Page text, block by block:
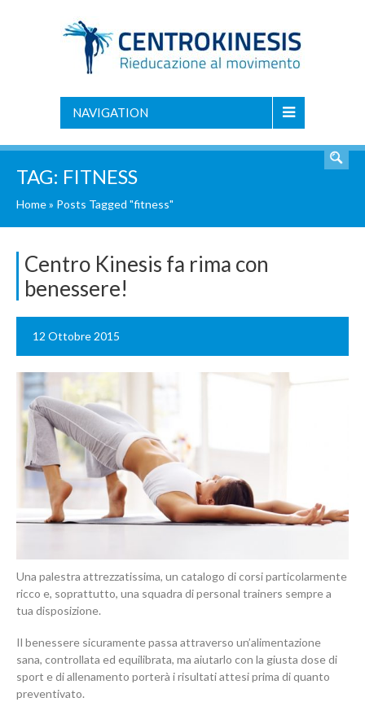
NAVIGATION
TAG: FITNESS
Home» Posts Tagged "fitness"
Centro Kinesis fa rima con
benessere!
12 Ottobre 2015
Una palestra attrezzatissima, un catalogo di corsi particolarmente
ricco e, soprattutto, una squadra di personal trainers sempre a
tua disposizione.
Il benessere sicuramente passa attraverso un’alimentazione
sana, controllata ed equilibrata, ma aiutarlo con la giusta dose di
sport e di allenamento porterà i risultati attesi prima di quanto
preventivato.